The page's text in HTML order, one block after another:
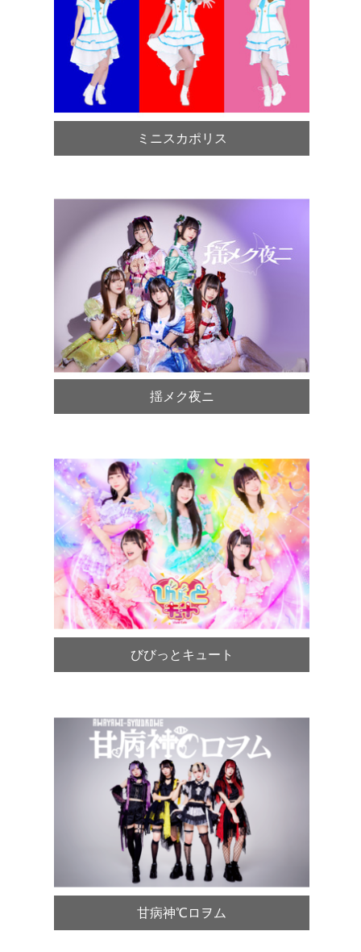
ミニスカポリス
揺メク夜ニ
びびっとキュート
甘病神℃ロヲム